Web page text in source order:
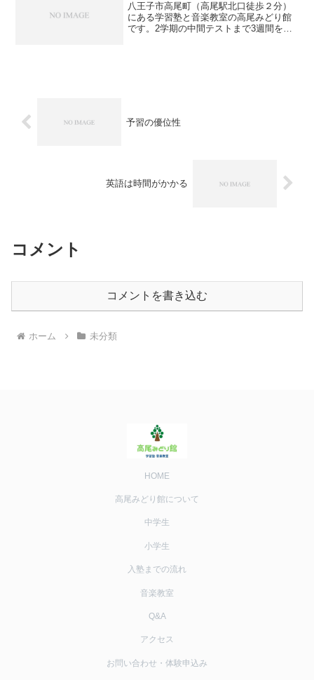
八王子市高尾町（高尾駅北口徒歩２分）
にある学習塾と音楽教室の高尾みどり館
です。2学期の中間テストまで3週間を切
予習の優位性
英語は時間がかかる
コメント
コメントを書き込む
ホーム 未分類
HOME
高尾みどり館について
中学生
小学生
入塾までの流れ
音楽教室
Q&A
アクセス
お問い合わせ・体験申込み